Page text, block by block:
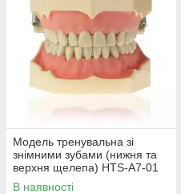
Модель тренувальна зі
знімними зубами (нижня та
верхня щелепа) HTS-A7-01
В наявності